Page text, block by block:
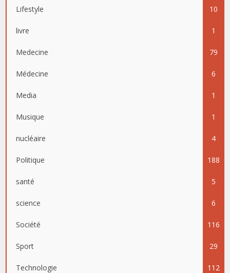
Lifestyle 10
livre 1
Medecine 79
Médecine 6
Media 1
Musique 1
nucléaire 4
Politique 188
santé 5
science 6
Société 116
Sport 29
Technologie 112